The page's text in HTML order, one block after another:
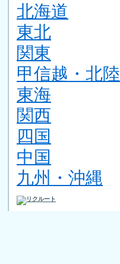
北海道
東北
関東
甲信越・北陸
東海
関西
四国
中国
九州・沖縄